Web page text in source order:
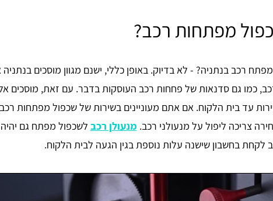
מפתחות רכב?
רכב בנתניה? - לא בדיוק. באופן כללי, ישנם מגוון מוסכים
כמו גם סדנאות של פחחות רכב העוסקות בדבר. עם זאת, מוסכים
עד בית הלקוח. אם אתם מעוניינים בשירות של שכפול מפתחות רכב
צריכה ליפול על מנעולני רכב. מנעולן רכב לשכפול מפתח גם יהיה
לקחת בחשבון שישנה עלות נוספת בגין הגעה לבית הלקוח.